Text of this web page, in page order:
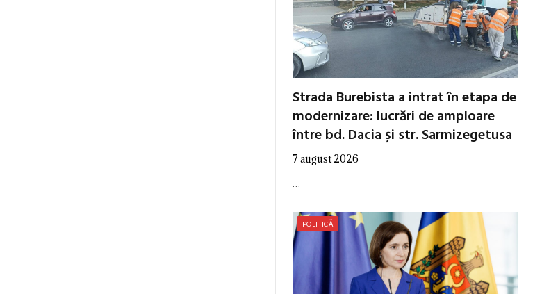
Strada Burebista a intrat în etapa de
modernizare: lucrări de amploare
între bd. Dacia și str. Sarmizegetusa
7 august 2026
…
POLITICĂ